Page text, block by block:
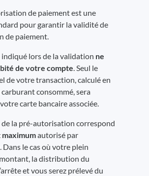
de paiement est une
pour garantir la validité de
de paiement.
lors de la validation ne
de votre compte. Seul le
de votre transaction, calculé en
consommé, sera
carte bancaire associée.
la pré-autorisation correspond
autorisé par
le cas où votre plein
la distribution du
et vous serez prélevé du